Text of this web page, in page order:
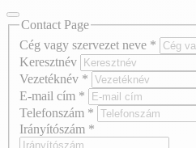
Contact Page
Cég vagy szervezet neve *
Keresztnév
Vezetéknév *
E-mail cím *
Telefonszám *
Irányítószám *